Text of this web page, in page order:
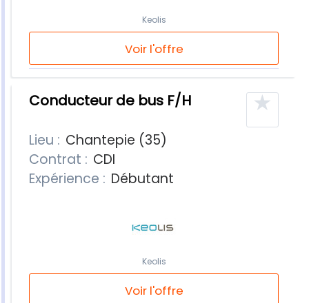
Voir l'offre
Keolis
Conducteur de bus F/H ★
Lieu : Chantepie (35)
Contrat : CDI
Expérience : Débutant
Voir l'offre
Keolis